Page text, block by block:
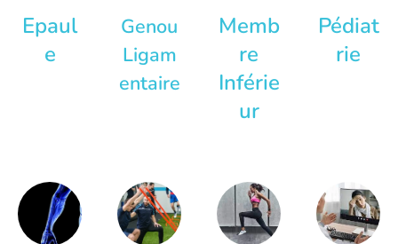
Epaul
e
Genou
Ligam
entaire
Memb
re
Inférie
ur
Pédiat
rie